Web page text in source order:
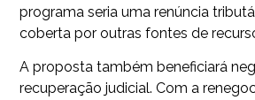
programa seria uma renúncia
coberta por outras fontes de
A proposta também beneficiará
recuperação judicial. Com a